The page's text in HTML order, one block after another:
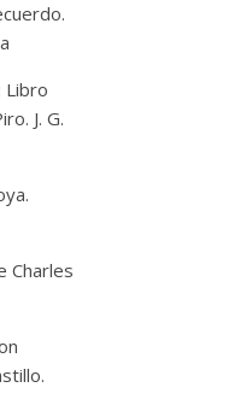
Libro
J. G.
Charles